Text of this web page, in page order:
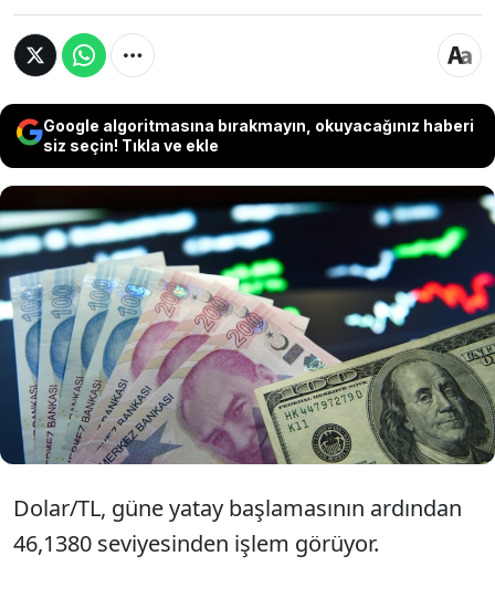
Google algoritmasına bırakmayın, okuyacağınız haberi
siz seçin! Tıkla ve ekle
Türk lirasının dolar kuru karşısındaki
değer kaybı bugün de devam ediyor.
Dolar/TL kuru yeni güne 46,14
rekoruyla başladı.
Dolar/TL, güne yatay başlamasının ardından
46,1380 seviyesinden işlem görüyor.